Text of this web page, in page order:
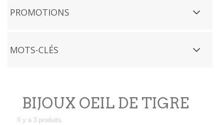
PROMOTIONS
MOTS-CLÉS
BIJOUX OEIL DE TIGRE
Il y a 3 produits.